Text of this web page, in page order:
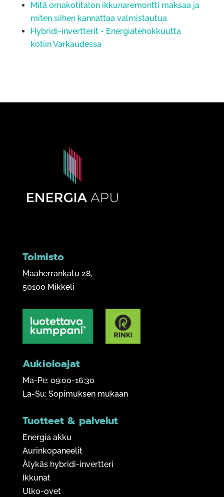
Mitä omakotitalon ikkunaremontti maksaa ja
miten siihen kannattaa valmistautua
Hybridi-invertterit - Energiatehokkuutta
kotiin Varkaudessa
Toimisto
Maaherrankatu 28,
50100 Mikkeli
Aukioloajat
Ma-Pe: 09:00-16:30
La-Su: Sopimuksen mukaan
Tuotteet & palvelut
Energia akku
Aurinkopaneelit
Älykäs hybridi-invertteri
Ikkunat
Ulko-ovet